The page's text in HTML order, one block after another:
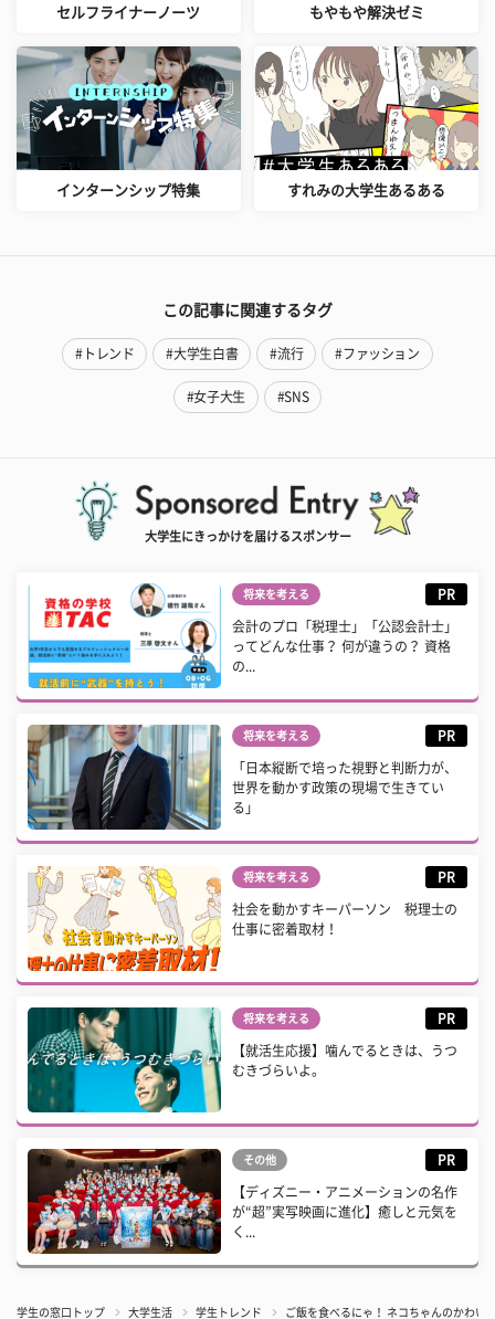
セルフライナーノーツ もやもや解決ゼミ
インターンシップ特集 すれみの大学生あるある
この記事に関連するタグ
#トレンド #大学生白書 #流行 #ファッション
#女子大生 #SNS
大学生にきっかけを届けるスポンサー
将来を考える PR
会計のプロ「税理士」「公認会計士」
ってどんな仕事？ 何が違うの？ 資格
の...
将来を考える PR
「日本縦断で培った視野と判断力が、
世界を動かす政策の現場で生きてい
る」
将来を考える PR
社会を動かすキーパーソン 税理士の
仕事に密着取材！
将来を考える PR
【就活生応援】噛んでるときは、うつ
むきづらいよ。
その他 PR
【ディズニー・アニメーションの名作
が“超”実写映画に進化】癒しと元気を
く...
学生の窓口トップ 大学生活 学生トレンド ご飯を食べるにゃ！ ネコちゃんのかわ